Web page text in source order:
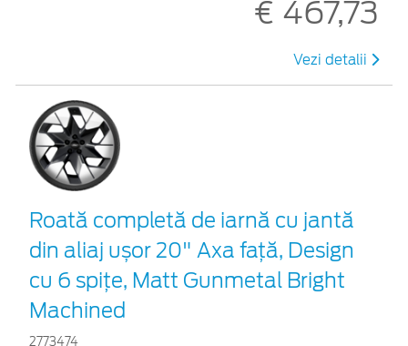
€ 467,73
Vezi detalii
Roată completă de iarnă cu jantă
din aliaj ușor 20" Axa față, Design
cu 6 spițe, Matt Gunmetal Bright
Machined
2773474